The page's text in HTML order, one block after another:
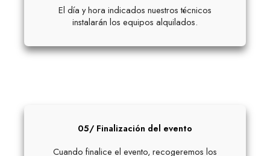
El día y hora indicados nuestros técnicos
instalarán los equipos alquilados.
05/ Finalización del evento
Cuando finalice el evento, recogeremos los